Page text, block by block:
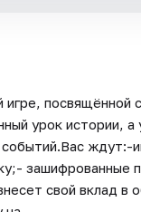
игре, посвящённой
урок истории, а
ждут:-
зашифрованные
свой вклад в